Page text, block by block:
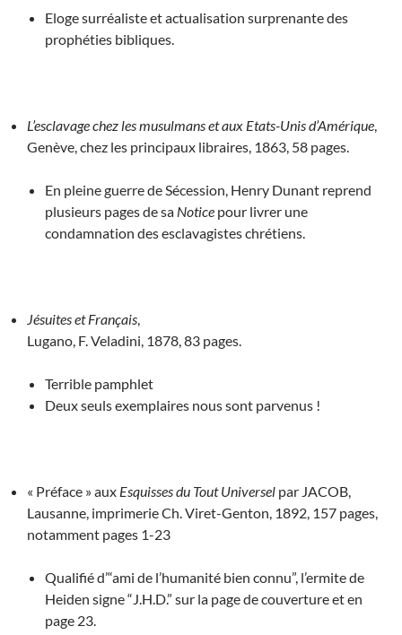
Eloge surréaliste et actualisation surprenante des
prophéties bibliques.
L’esclavage chez les musulmans et aux Etats-Unis d’Amérique,
Genève, chez les principaux libraires, 1863, 58 pages.
En pleine guerre de Sécession, Henry Dunant reprend
plusieurs pages de sa Notice pour livrer une
condamnation des esclavagistes chrétiens.
Jésuites et Français,
Lugano, F. Veladini, 1878, 83 pages.
Terrible pamphlet
Deux seuls exemplaires nous sont parvenus !
« Préface » aux Esquisses du Tout Universel par JACOB,
Lausanne, imprimerie Ch. Viret-Genton, 1892, 157 pages,
notamment pages 1-23
Qualifié d’“ami de l’humanité bien connu”, l’ermite de
Heiden signe “J.H.D.” sur la page de couverture et en
page 23.